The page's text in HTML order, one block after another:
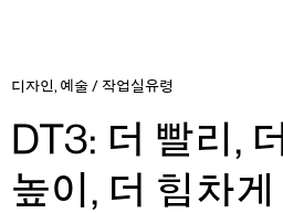
디자인, 예술 / 작업실유령
DT3: 더 빨리, 더
높이, 더 힘차게